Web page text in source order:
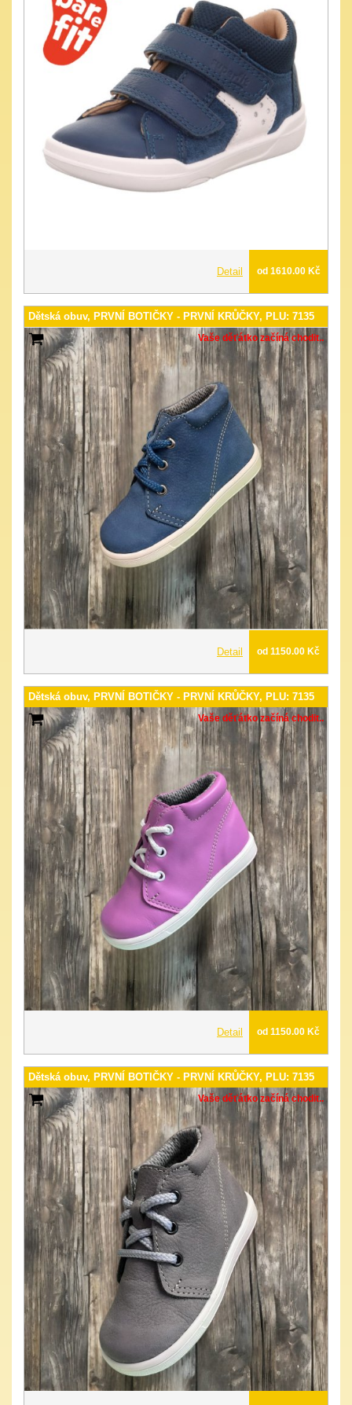
Detail od 1610.00 Kč
Dětská obuv, PRVNÍ BOTIČKY - PRVNÍ KRŮČKY, PLU: 7135
Vaše děťátko začíná chodit..
Detail od 1150.00 Kč
Dětská obuv, PRVNÍ BOTIČKY - PRVNÍ KRŮČKY, PLU: 7135
Vaše děťátko začíná chodit..
Detail od 1150.00 Kč
Dětská obuv, PRVNÍ BOTIČKY - PRVNÍ KRŮČKY, PLU: 7135
Vaše děťátko začíná chodit..